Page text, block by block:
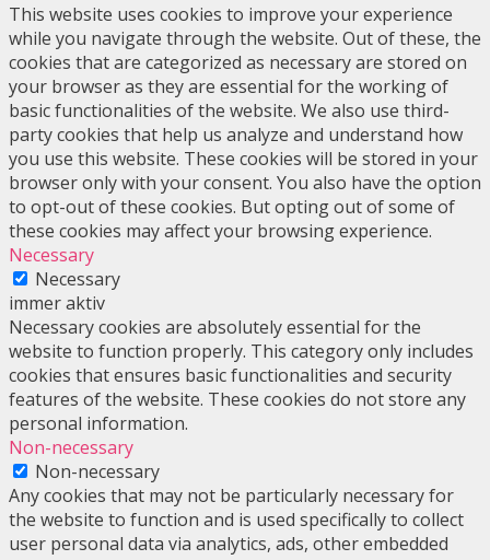
This website uses cookies to improve your experience
while you navigate through the website. Out of these, the
cookies that are categorized as necessary are stored on
your browser as they are essential for the working of
basic functionalities of the website. We also use third-
party cookies that help us analyze and understand how
you use this website. These cookies will be stored in your
browser only with your consent. You also have the option
to opt-out of these cookies. But opting out of some of
these cookies may affect your browsing experience.
Necessary
Necessary
immer aktiv
Necessary cookies are absolutely essential for the
website to function properly. This category only includes
cookies that ensures basic functionalities and security
features of the website. These cookies do not store any
personal information.
Non-necessary
Non-necessary
Any cookies that may not be particularly necessary for
the website to function and is used specifically to collect
user personal data via analytics, ads, other embedded